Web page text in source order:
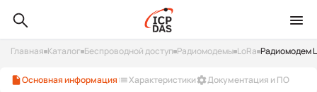
Главная Каталог Беспроводной доступ Радиомодемы LoRa Радиомодем
Основная информация Характеристики Документация и ПО